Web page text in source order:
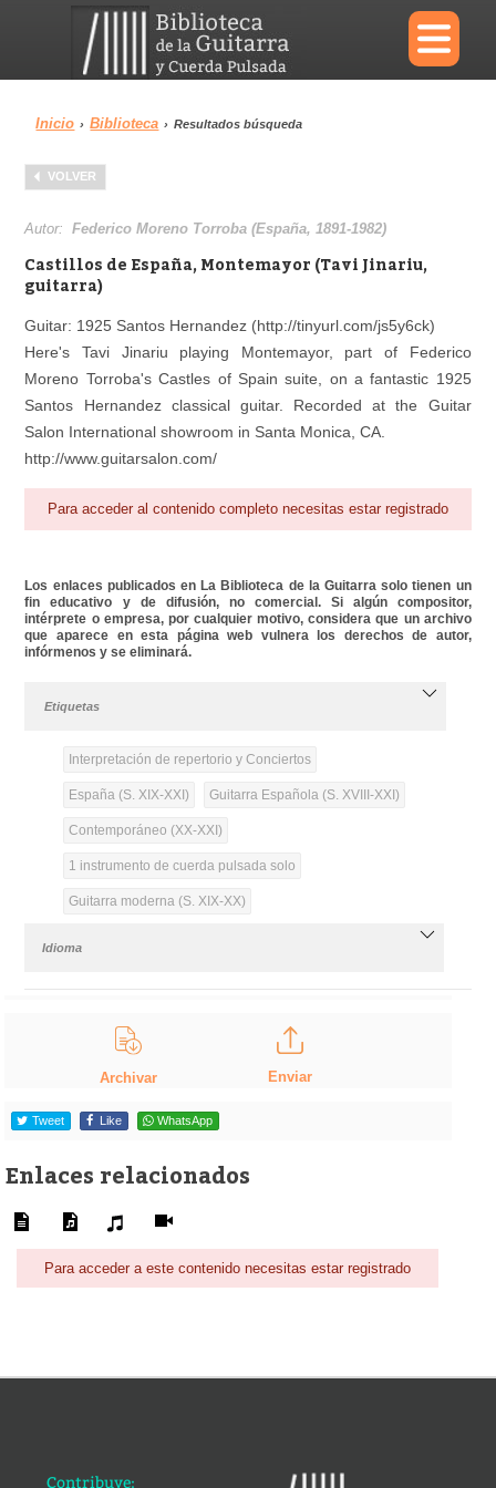
×
Menu
Biblioteca Diccionario
Reproductor
Inicio › Biblioteca › Resultados búsqueda
VOLVER
Autor:Federico Moreno Torroba (España, 1891-1982)
Castillos de España, Montemayor (Tavi Jinariu,
guitarra)
Guitar: 1925 Santos Hernandez (http://tinyurl.com/js5y6ck)
Here's Tavi Jinariu playing Montemayor, part of Federico
Moreno Torroba's Castles of Spain suite, on a fantastic 1925
Santos Hernandez classical guitar. Recorded at the Guitar
Salon International showroom in Santa Monica, CA.
http://www.guitarsalon.com/
Para acceder al contenido completo necesitas estar registrado
Los enlaces publicados en La Biblioteca de la Guitarra solo tienen un
fin educativo y de difusión, no comercial. Si algún compositor,
intérprete o empresa, por cualquier motivo, considera que un archivo
que aparece en esta página web vulnera los derechos de autor,
infórmenos y se eliminará.
Etiquetas
Interpretación de repertorio y Conciertos
España (S. XIX-XXI) Guitarra Española (S. XVIII-XXI)
Contemporáneo (XX-XXI)
1 instrumento de cuerda pulsada solo
Guitarra moderna (S. XIX-XX)
Idioma
Archivar Enviar
Tweet Like WhatsApp
Enlaces relacionados
Para acceder a este contenido necesitas estar registrado
Contribuye: